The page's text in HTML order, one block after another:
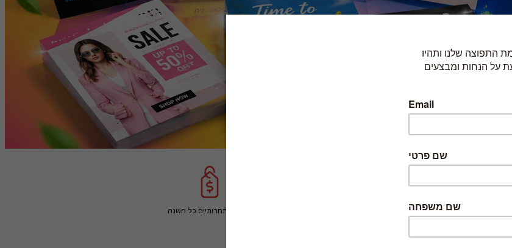
מחירים תחרותיים כל השנה מגוון אפשרויות שילוח